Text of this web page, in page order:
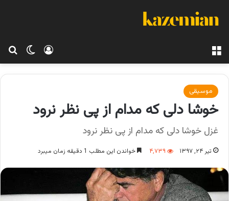
تغییر ورود
موسیقی
خوشا دلی که مدام از پی نظر نرود
غزل خوشا دلی که مدام از پی نظر نرود
تیر ۲۴, ۱۳۹۷ ۴,۷۳۹ خواندن این مطلب 1 دقیقه زمان میبرد